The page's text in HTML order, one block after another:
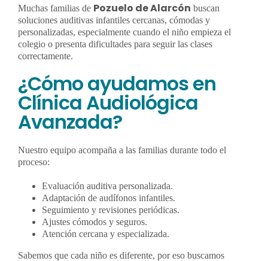
Muchas familias de Pozuelo de Alarcón buscan
soluciones auditivas infantiles cercanas, cómodas y
personalizadas, especialmente cuando el niño empieza el
colegio o presenta dificultades para seguir las clases
correctamente.
¿Cómo ayudamos en
Clínica Audiológica
Avanzada?
Nuestro equipo acompaña a las familias durante todo el
proceso:
Evaluación auditiva personalizada.
Adaptación de audífonos infantiles.
Seguimiento y revisiones periódicas.
Ajustes cómodos y seguros.
Atención cercana y especializada.
Sabemos que cada niño es diferente, por eso buscamos